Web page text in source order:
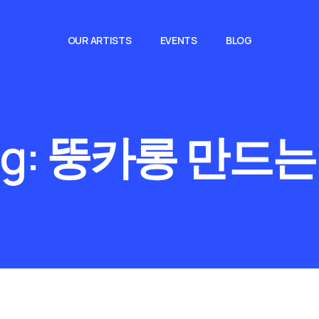
OUR ARTISTS EVENTS BLOG
뚱카롱 만드